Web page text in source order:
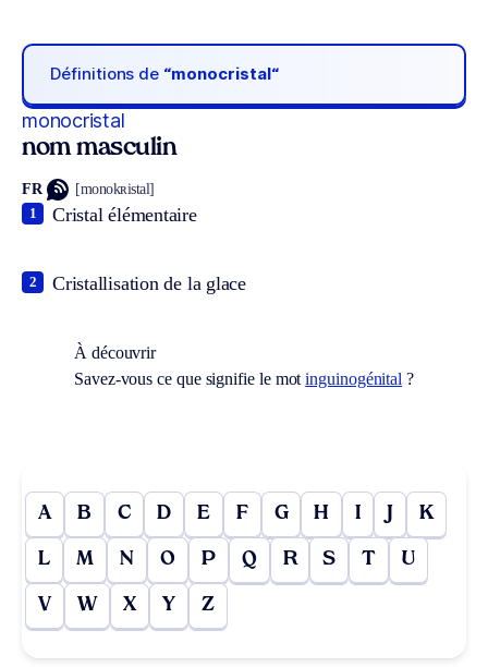
Définitions de “monocristal“
monocristal
nom masculin
FR [monokʀistal]
Cristal élémentaire
1
Cristallisation de la glace
2
À découvrir
Savez-vous ce que signifie le motinguinogénital ?
A B C D E F G H I J K
L M N O P Q R S T U
V W X Y Z